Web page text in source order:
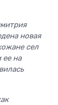
новая
сел
ее на